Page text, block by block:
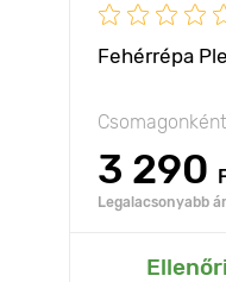
Fehérrépa
3 290
Legalacsonyabb